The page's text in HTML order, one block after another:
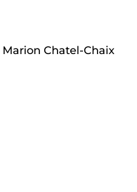
Marion Chatel-Chaix